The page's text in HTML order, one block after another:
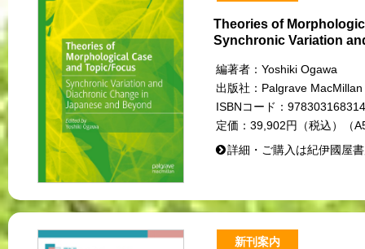
Theories of
Synchronic Variation
編著者： Yoshiki Ogawa
出版社： Palgrave MacMillan
ISBNコード：
定価： 39,902円（税込）（
詳細・ご購入は紀伊國屋
新刊案内